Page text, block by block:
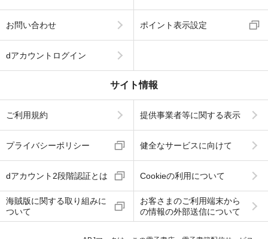
お問い合わせ ポイント表示設定
dアカウントログイン
サイト情報
ご利用規約 提供事業者等に関する表示
プライバシーポリシー 健全なサービスに向けて
dアカウント2段階認証とは Cookieの利用について
海賊版に関する取り組みに
ついて
お客さまのご利用端末から
の情報の外部送信について